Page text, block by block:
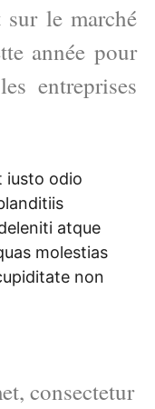
sur le marché
année pour
entreprises
iusto odio
atque
molestias
non
consectetur